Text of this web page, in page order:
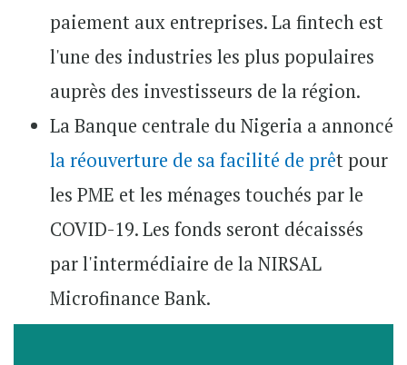
paiement aux entreprises. La fintech est
l'une des industries les plus populaires
auprès des investisseurs de la région.
La Banque centrale du Nigeria a annoncé
la réouverture de sa facilité de prêt pour
les PME et les ménages touchés par le
COVID-19. Les fonds seront décaissés
par l'intermédiaire de la NIRSAL
Microfinance Bank.